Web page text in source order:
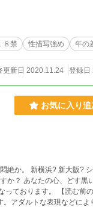
８禁 性描写強め 年の
更新日 2020.11.24 登録日
お気に入り追
む前の注意事項】
アダルトな表現などによ